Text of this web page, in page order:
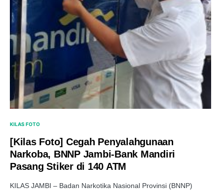
KILAS FOTO
[Kilas Foto] Cegah Penyalahgunaan
Narkoba, BNNP Jambi-Bank Mandiri
Pasang Stiker di 140 ATM
KILAS JAMBI – Badan Narkotika Nasional Provinsi (BNNP)